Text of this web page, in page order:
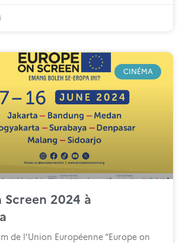
CINÉMA
Screen 2024 à
de l’Union Européenne “Europe on